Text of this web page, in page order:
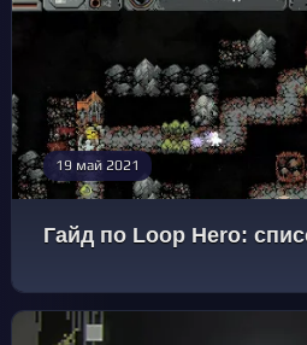
19 май 2021
Гайд по Loop Hero: